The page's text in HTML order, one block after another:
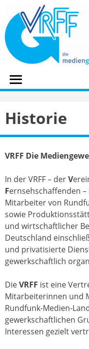
content
Historie
VRFF Die
In der VRFF – derV
Fernsehschaffenden
Mitarbeiter von
sowie
und wirtschaftlicher
Deutschland
und privatisierte
gewerkschaftlich
DieVRFF ist eine
Mitarbeiterinnen und
Rundfunk-Medien-
gewerkschaftlichen
Interessen gezielt